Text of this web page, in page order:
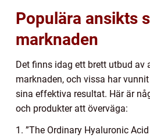
Populära ansikts
marknaden
Det finns idag ett brett utbud av
marknaden, och vissa har
sina effektiva resultat. Här är
och produkter att överväga:
1. ”The Ordinary Hyaluronic